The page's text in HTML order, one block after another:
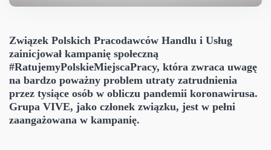
Związek Polskich Pracodawców Handlu i Usług
zainicjował kampanię społeczną
#RatujemyPolskieMiejscaPracy, która zwraca uwagę
na bardzo poważny problem utraty zatrudnienia
przez tysiące osób w obliczu pandemii koronawirusa.
Grupa VIVE, jako członek związku, jest w pełni
zaangażowana w kampanię.